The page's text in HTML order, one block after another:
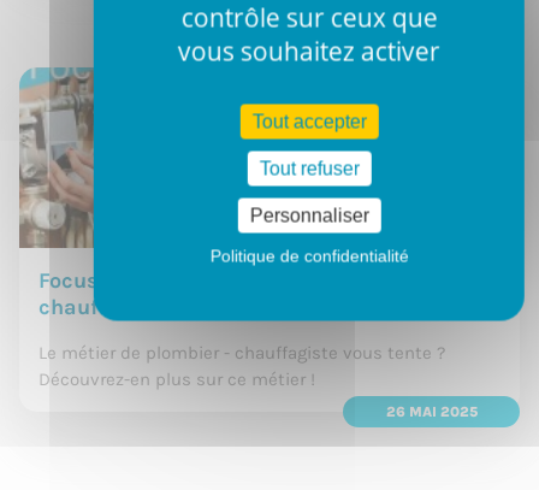
contrôle sur ceux que
vous souhaitez activer
Tout accepter
Tout refuser
Personnaliser
Politique de confidentialité
Focus métier : plombier | plombière -
chauffagiste
Le métier de plombier - chauffagiste vous tente ?
Découvrez-en plus sur ce métier !
26 MAI 2025